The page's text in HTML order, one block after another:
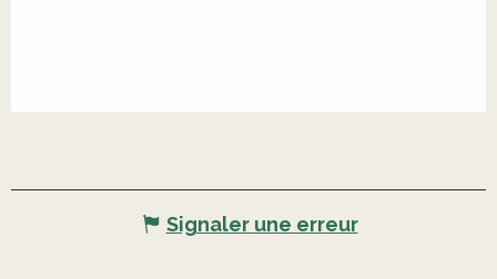
Signaler une erreur